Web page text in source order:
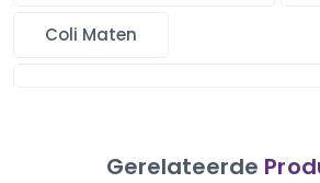
Coli Maten
Gerelateerde